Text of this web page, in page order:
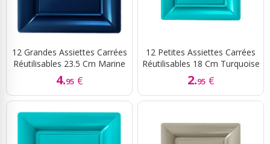
12 Grandes Assiettes Carrées
Réutilisables 23.5 Cm Marine
4.95 €
12 Petites Assiettes Carrées
Réutilisables 18 Cm Turquoise
2.95 €